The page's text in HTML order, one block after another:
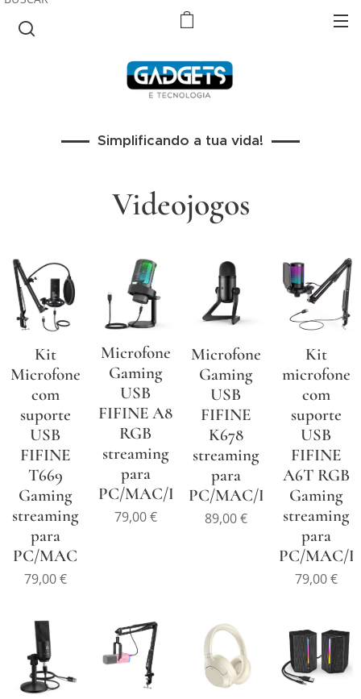
Simplificando a tua vida!
Videojogos
Kit
Microfone
com
suporte
USB
FIFINE
T669
Gaming
streaming
para
PC/MAC
79,00€
Microfone
Gaming
USB
FIFINE A8
RGB
streaming
para
PC/MAC/PS4/PS5
79,00€
Microfone
Gaming
USB
FIFINE
K678
streaming
para
PC/MAC/PS4/PS5
89,00€
Kit
microfone
com
suporte
USB
FIFINE
A6T RGB
Gaming
streaming
para
PC/MAC/
79,00€